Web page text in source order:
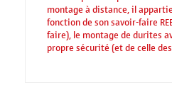
montage à distance, il
fonction de son savoir-faire
faire), le montage de durites
propre sécurité (et de celle